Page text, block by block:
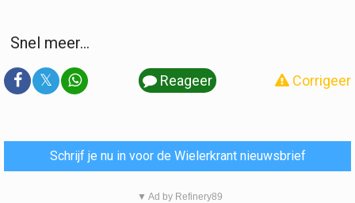
Snel meer...
𝕏 Reageer Corrigeer
Schrijf je nu in voor de Wielerkrant nieuwsbrief
▼ Ad by Refinery89